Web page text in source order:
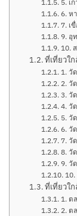
5. เ
6. ห
7. เ
9. อุ
10.
ที่เที่ยวใ
1. วั
2. วั
3. วั
4. วั
5. วั
6. วั
7. วั
8. วั
9. วั
ที่เที่ยวใ
1. ต
2. ต